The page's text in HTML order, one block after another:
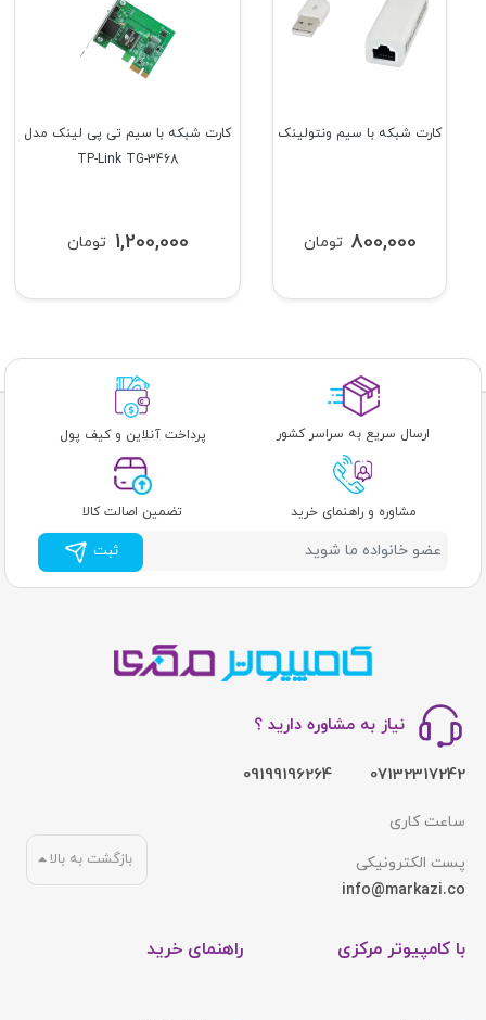
کارت شبکه با سیم تی پی لینک مدل
TP-Link TG-3468
تومان 1,200,000
کارت شبکه با سیم ونتولینک
تومان 800,000
ارسال سریع به سراسر کشور پرداخت آنلاین و کیف پول
مشاوره و راهنمای خرید تضمین اصالت کالا
ثبت
نیاز به مشاوره دارید ؟
07132317242
09199196264
ساعت کاری
پست الکترونیکی
info@markazi.co
با کامپیوتر مرکزی راهنمای خرید
بازگشت به بالا